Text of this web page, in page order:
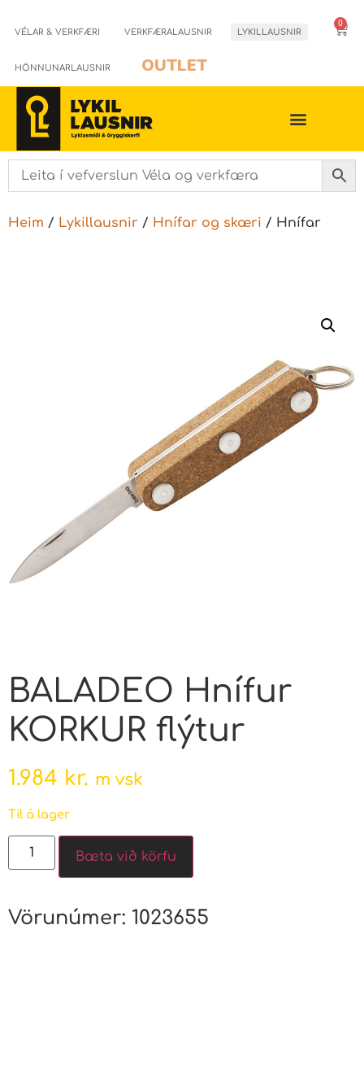
VÉLAR & VERKFÆRI VERKFÆRALAUSNIR LYKILLAUSNIR
HÖNNUNARLAUSNIR OUTLET
0
Heim / Lykillausnir / Hnífar og skæri / Hnífar
BALADEO Hnífur
KORKUR flýtur
1.984 kr. m vsk
Til á lager
Bæta við körfu
Vörunúmer: 1023655